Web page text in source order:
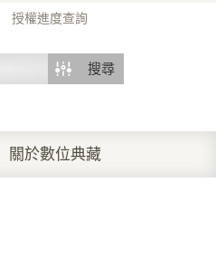
授權進度查詢
搜尋
關於數位典藏